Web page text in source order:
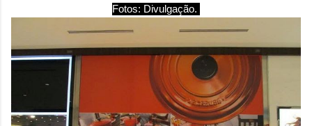
Fotos: Divulgação.